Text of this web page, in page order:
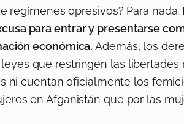
regímenes opresivos? Para nada.
para entrar y presentarse
económica. Además, los
que restringen las
ni cuentan oficialmente los
en Afganistán que por las